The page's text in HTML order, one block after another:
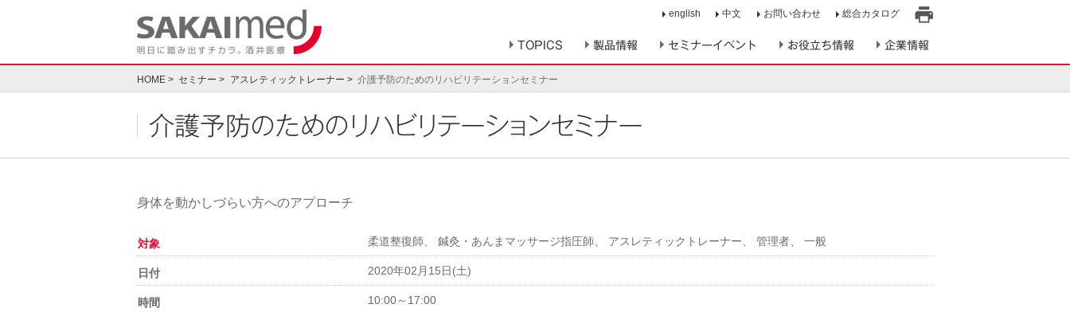
TOPICS 製品情報 セミナーイベント お役立ち情報 企業情報
english 中文 お問い合わせ
総合カタログ
刷
HOME セミナー アスレティックトレーナー 介護予防のためのリハビリテーションセミナー
介護予防のためのリハビリテーションセミナー
身体を動かしづらい方へのアプローチ
対象 柔道整復師 鍼灸・あんまマッサージ指圧師 アスレティックトレーナー 管理者 一般
日付 2020年02月15日(土)
時間 10:00～17:00